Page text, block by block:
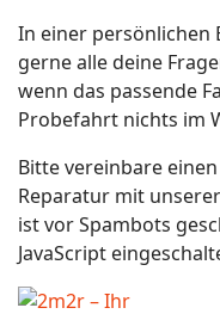
In einer
gerne alle deine
wenn das passende
Probefahrt nichts im
Bitte vereinbare
Reparatur mit
ist vor Spambots
JavaScript